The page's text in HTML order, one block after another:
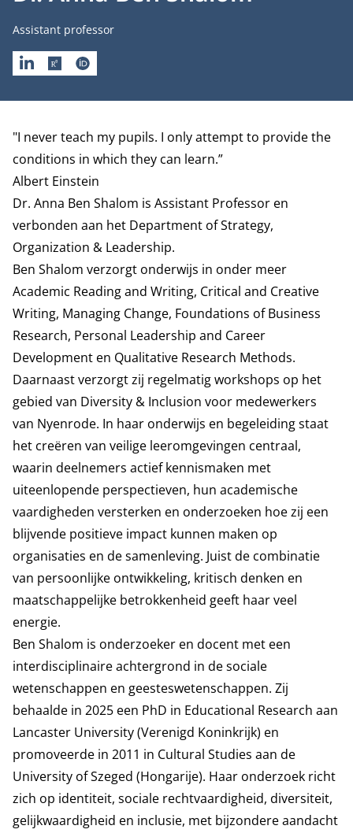
Functietitel
Assistant professor
LINKEDINRESEARCHGATE
ORCID
Biografie
"I never teach my pupils. I only attempt to provide the
conditions in which they can learn.”
Albert Einstein
Dr. Anna Ben Shalom is Assistant Professor en
verbonden aan het Department of Strategy,
Organization & Leadership.
Ben Shalom verzorgt onderwijs in onder meer
Academic Reading and Writing, Critical and Creative
Writing, Managing Change, Foundations of Business
Research, Personal Leadership and Career
Development en Qualitative Research Methods.
Daarnaast verzorgt zij regelmatig workshops op het
gebied van Diversity & Inclusion voor medewerkers
van Nyenrode. In haar onderwijs en begeleiding staat
het creëren van veilige leeromgevingen centraal,
waarin deelnemers actief kennismaken met
uiteenlopende perspectieven, hun academische
vaardigheden versterken en onderzoeken hoe zij een
blijvende positieve impact kunnen maken op
organisaties en de samenleving. Juist de combinatie
van persoonlijke ontwikkeling, kritisch denken en
maatschappelijke betrokkenheid geeft haar veel
energie.
Ben Shalom is onderzoeker en docent met een
interdisciplinaire achtergrond in de sociale
wetenschappen en geesteswetenschappen. Zij
behaalde in 2025 een PhD in Educational Research aan
Lancaster University (Verenigd Koninkrijk) en
promoveerde in 2011 in Cultural Studies aan de
University of Szeged (Hongarije). Haar onderzoek richt
zich op identiteit, sociale rechtvaardigheid, diversiteit,
gelijkwaardigheid en inclusie, met bijzondere aandacht